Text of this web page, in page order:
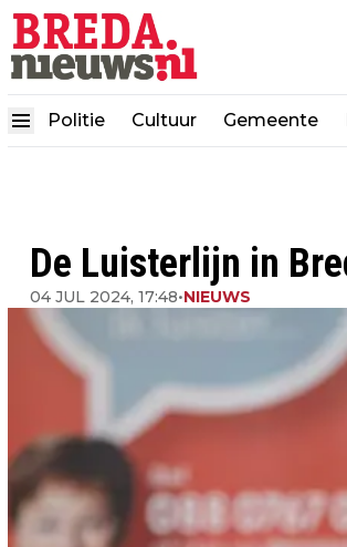
Politie Cultuur Gemeente
De Luisterlijn in
04 JUL 2024, 17:48•NIEUWS